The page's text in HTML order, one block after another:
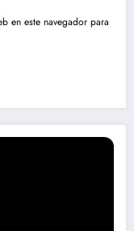
en este navegador para